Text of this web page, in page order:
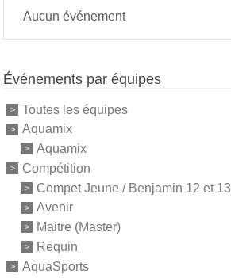
Aucun événement
Événements par équipes
Toutes les équipes
Aquamix
Aquamix
Compétition
Compet Jeune / Benjamin 12 et 13
Avenir
Maitre (Master)
Requin
AquaSports